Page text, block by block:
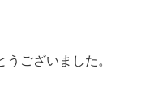
ございました。